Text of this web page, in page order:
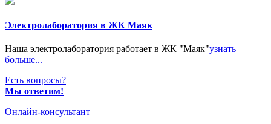
Электролаборатория в ЖК Маяк
Наша электролаборатория работает в ЖК "Маяк"узнать
больше...
Есть вопросы?
Мы ответим!
Онлайн-консультант